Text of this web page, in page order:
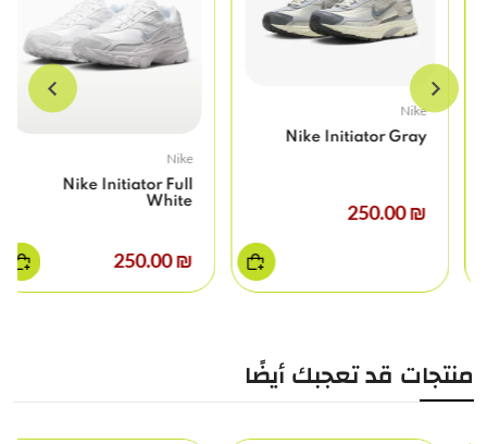
Nike
Nike Initiator Gray
Nike
Nike Initiator Full
White
منتجات قد تعجبك أيضًا